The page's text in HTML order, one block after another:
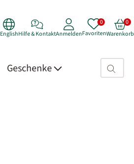
EnglishHilfe & KontaktAnmeldenFavoritenWarenkorb
Geschenke Suchfeld>